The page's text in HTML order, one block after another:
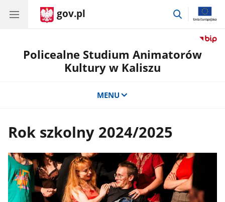
gov.pl
przejdź
Policealne Studium Animatorów
Kultury w Kaliszu
MENU
Rok szkolny 2024/2025